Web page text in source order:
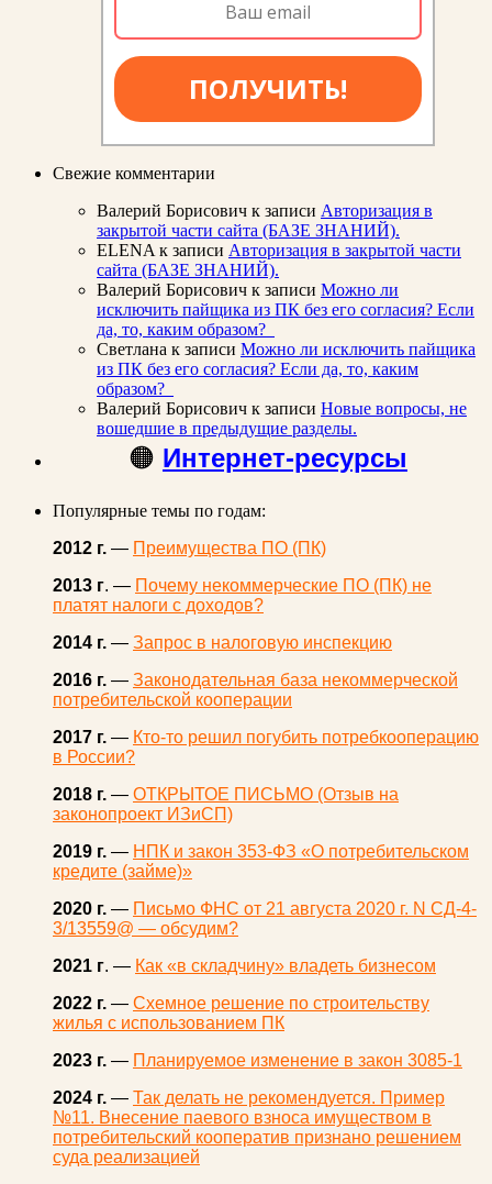
ПОЛУЧИТЬ!
Свежие комментарии
Валерий Борисович к записи Авторизация в
закрытой части сайта (БАЗЕ ЗНАНИЙ).
ELENA к записи Авторизация в закрытой части
сайта (БАЗЕ ЗНАНИЙ).
Валерий Борисович к записи Можно ли
исключить пайщика из ПК без его согласия? Если
да, то, каким образом?
Светлана к записи Можно ли исключить пайщика
из ПК без его согласия? Если да, то, каким
образом?
Валерий Борисович к записи Новые вопросы, не
вошедшие в предыдущие разделы.
🟠 Интернет-ресурсы
Популярные темы по годам:
2012 г. — Преимущества ПО (ПК)
2013 г. — Почему некоммерческие ПО (ПК) не
платят налоги с доходов?
2014 г. — Запрос в налоговую инспекцию
2016 г. — Законодательная база некоммерческой
потребительской кооперации
2017 г. — Кто-то решил погубить потребкооперацию
в России?
2018 г. — ОТКРЫТОЕ ПИСЬМО (Отзыв на
законопроект ИЗиСП)
2019 г. — НПК и закон 353-ФЗ «О потребительском
кредите (займе)»
2020 г. — Письмо ФНС от 21 августа 2020 г. N СД-4-
3/13559@ — обсудим?
2021 г. — Как «в складчину» владеть бизнесом
2022 г. — Схемное решение по строительству
жилья с использованием ПК
2023 г. — Планируемое изменение в закон 3085-1
2024 г. — Так делать не рекомендуется. Пример
№11. Внесение паевого взноса имуществом в
потребительский кооператив признано решением
суда реализацией